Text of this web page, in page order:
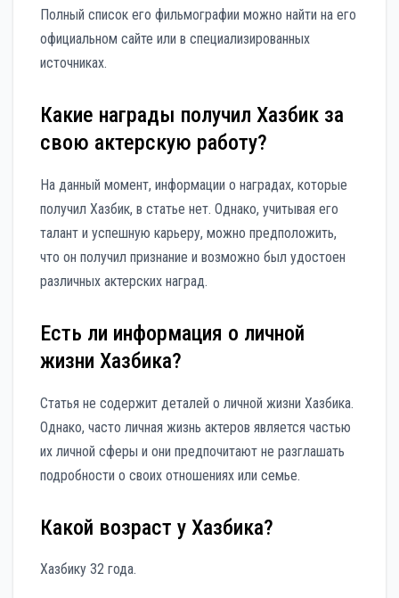
Полный список его фильмографии можно найти на его
официальном сайте или в специализированных
источниках.
Какие награды получил Хазбик за
свою актерскую работу?
На данный момент, информации о наградах, которые
получил Хазбик, в статье нет. Однако, учитывая его
талант и успешную карьеру, можно предположить,
что он получил признание и возможно был удостоен
различных актерских наград.
Есть ли информация о личной
жизни Хазбика?
Статья не содержит деталей о личной жизни Хазбика.
Однако, часто личная жизнь актеров является частью
их личной сферы и они предпочитают не разглашать
подробности о своих отношениях или семье.
Какой возраст у Хазбика?
Хазбику 32 года.